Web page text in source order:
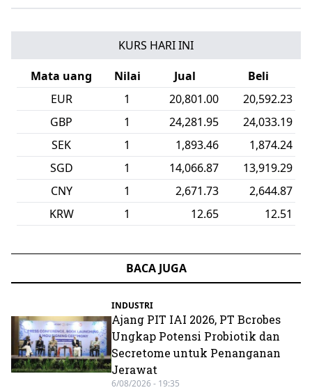
KURS HARI INI
Mata uang
Nilai Jual
Beli
EUR
1 20,801.00
20,592.23
GBP
1 24,281.95
24,033.19
SEK
1 1,893.46
1,874.24
SGD
1 14,066.87
13,919.29
CNY
1 2,671.73
2,644.87
KRW
1 12.65 12.51
BACA JUGA
INDUSTRI
Ajang PIT IAI 2026, PT Bcrobes
Ungkap Potensi Probiotik dan
Secretome untuk Penanganan
Jerawat
6/08/2026 - 19:35